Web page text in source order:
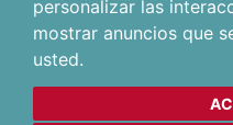
personalizar las
mostrar anuncios que
usted.